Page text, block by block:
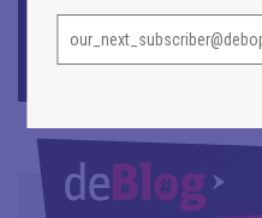
Οι Λόγος Τιμής σε